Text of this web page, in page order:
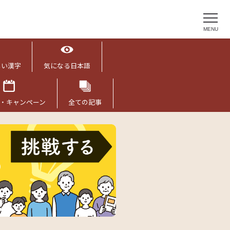
MENU
漢字 気になる日本語
キャンペーン 全ての記事